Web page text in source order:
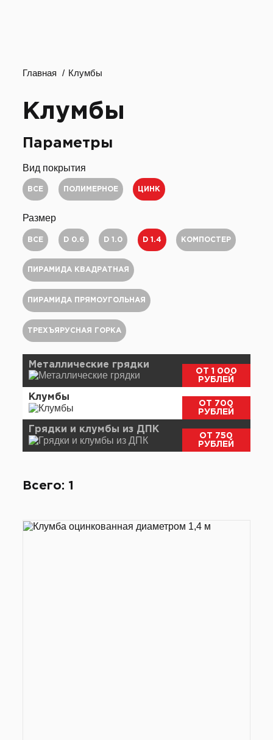
Главная Клумбы
Клумбы
Параметры
Вид покрытия
ВСЕ ПОЛИМЕРНОЕ ЦИНК
Размер
ВСЕ D 0.6 D 1.0 D 1.4 КОМПОСТЕР
ПИРАМИДА КВАДРАТНАЯ
ПИРАМИДА ПРЯМОУГОЛЬНАЯ
ТРЕХЪЯРУСНАЯ ГОРКА
Металлические грядки
ОТ 1 000
РУБЛЕЙ
Клумбы
ОТ 700
РУБЛЕЙ
Грядки и клумбы из ДПК
ОТ 750
РУБЛЕЙ
Всего: 1